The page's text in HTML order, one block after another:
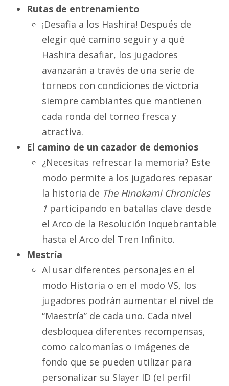
Rutas de entrenamiento
¡Desafia a los Hashira! Después de
elegir qué camino seguir y a qué
Hashira desafiar, los jugadores
avanzarán a través de una serie de
torneos con condiciones de victoria
siempre cambiantes que mantienen
cada ronda del torneo fresca y
atractiva.
El camino de un cazador de demonios
¿Necesitas refrescar la memoria? Este
modo permite a los jugadores repasar
la historia de The Hinokami Chronicles
1 participando en batallas clave desde
el Arco de la Resolución Inquebrantable
hasta el Arco del Tren Infinito.
Mestría
Al usar diferentes personajes en el
modo Historia o en el modo VS, los
jugadores podrán aumentar el nivel de
“Maestría” de cada uno. Cada nivel
desbloquea diferentes recompensas,
como calcomanías o imágenes de
fondo que se pueden utilizar para
personalizar su Slayer ID (el perfil